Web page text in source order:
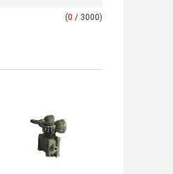
(0 / 3000)